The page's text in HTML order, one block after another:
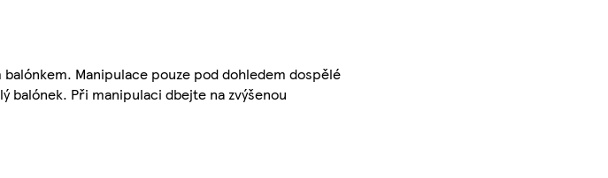
Manipulace pouze pod dohledem dospělé
balónek. Při manipulaci dbejte na zvýšenou